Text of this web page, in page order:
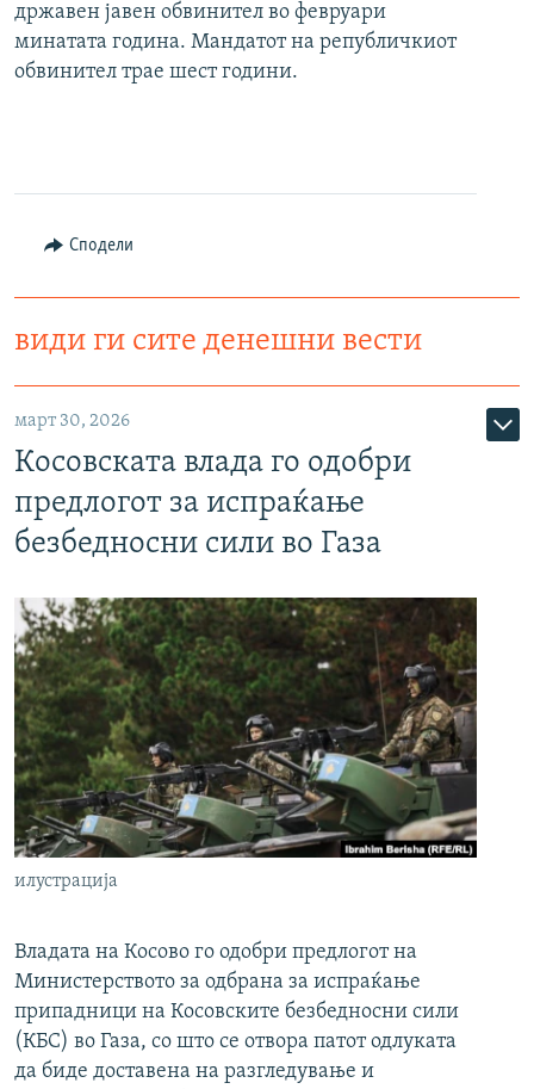
државен јавен обвинител во февруари
минатата година. Мандатот на републичкиот
обвинител трае шест години.
Сподели
види ги сите денешни вести
март 30, 2026
Косовската влада го одобри
предлогот за испраќање
безбедносни сили во Газа
илустрација
Владата на Косово го одобри предлогот на
Министерството за одбрана за испраќање
припадници на Косовските безбедносни сили
(КБС) во Газа, со што се отвора патот одлуката
да биде доставена на разгледување и